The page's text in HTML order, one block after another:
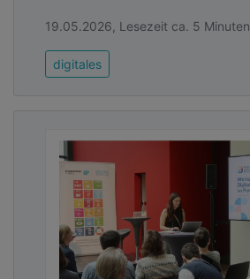
19.05.2026, Lesezeit ca. 5 Minuten
digitales